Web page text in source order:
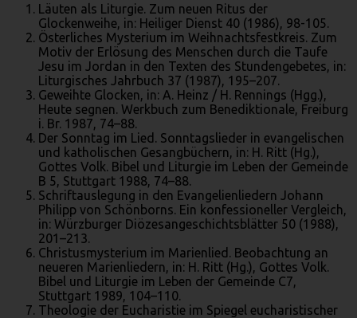
Läuten als Liturgie. Zum neuen Ritus der
Glockenweihe, in: Heiliger Dienst 40 (1986), 98-105.
Österliches Mysterium im Weihnachtsfestkreis. Zum
Motiv der Erlösung des Menschen durch die Taufe
Jesu im Jordan in den Texten des Stundengebetes, in:
Liturgisches Jahrbuch 37 (1987), 195–207.
Geweihte Glocken, in: A. Heinz / H. Rennings (Hgg.),
Heute segnen. Werkbuch zum Benediktionale, Freiburg
i. Br. 1987, 74–88.
Der Sonntag im Lied. Sonntagslieder in evangelischen
und katholischen Gesangbüchern, in: H. Ritt (Hg.),
Gottes Volk. Bibel und Liturgie im Leben der Gemeinde
B 5, Stuttgart 1988, 74–88.
Schriftauslegung in den Evangelienliedern Johann
Philipp von Schönborns. Ein konfessioneller Vergleich,
in: Würzburger Diözesangeschichtsblätter 50 (1988),
201–213.
Christusmysterium im Marienlied. Beobachtung an
neueren Marienliedern, in: H. Ritt (Hg.), Gottes Volk.
Bibel und Liturgie im Leben der Gemeinde C7,
Stuttgart 1989, 104–110.
Theologie der Eucharistie im Spiegel eucharistischer